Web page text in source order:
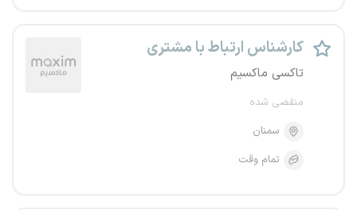
کارشناس ارتباط با مشتری
تاکسی ماکسیم
منقضی شده
سمنان
تمام وقت